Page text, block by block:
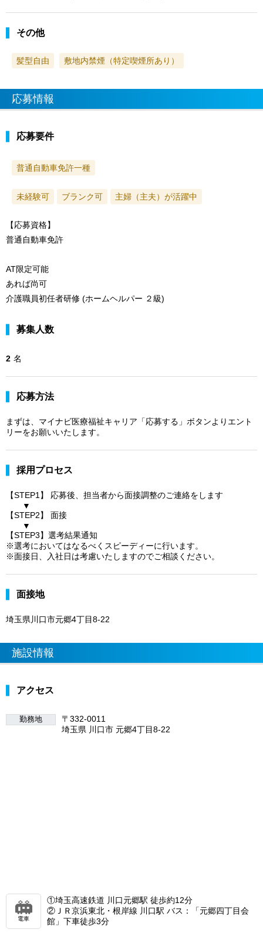
その他
髪型自由 敷地内禁煙（特定喫煙所あり）
応募情報
応募要件
普通自動車免許一種
未経験可 ブランク可 主婦（主夫）が活躍中
【応募資格】
普通自動車免許
AT限定可能
あれば尚可
介護職員初任者研修 (ホームヘルパー ２級)
募集人数
2 名
応募方法
まずは、マイナビ医療福祉キャリア「応募する」ボタンよりエント
リーをお願いいたします。
採用プロセス
【STEP1】 応募後、担当者から面接調整のご連絡をします
▼
【STEP2】 面接
▼
【STEP3】選考結果通知
※選考においてはなるべくスピーディーに行います。
※面接日、入社日は考慮いたしますのでご相談ください。
面接地
埼玉県川口市元郷4丁目8-22
施設情報
アクセス
勤務地
〒332-0011
埼玉県 川口市 元郷4丁目8-22
電車
①埼玉高速鉄道 川口元郷駅 徒歩約12分
②ＪＲ京浜東北・根岸線 川口駅 バス：「元郷四丁目会
館」下車徒歩3分